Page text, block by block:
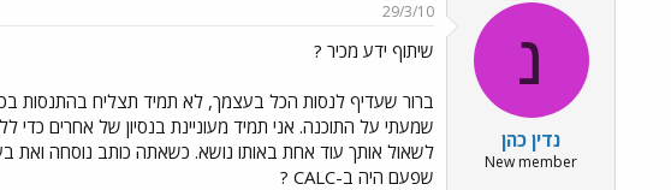
נ
נדין כהן
New member
29/3/10
שיתוף ידע מכיר ?
ברור שעדיף לנסות הכל בעצמך, לא תמיד תצליח בהתנסות
שמעתי על התוכנה. אני תמיד מעוניינת בנסיון של אחרים
לשאול אותך עוד אחת באותו נושא. כשאתה כותב נוסחה ואת
שפעם היה ב-CALC ?